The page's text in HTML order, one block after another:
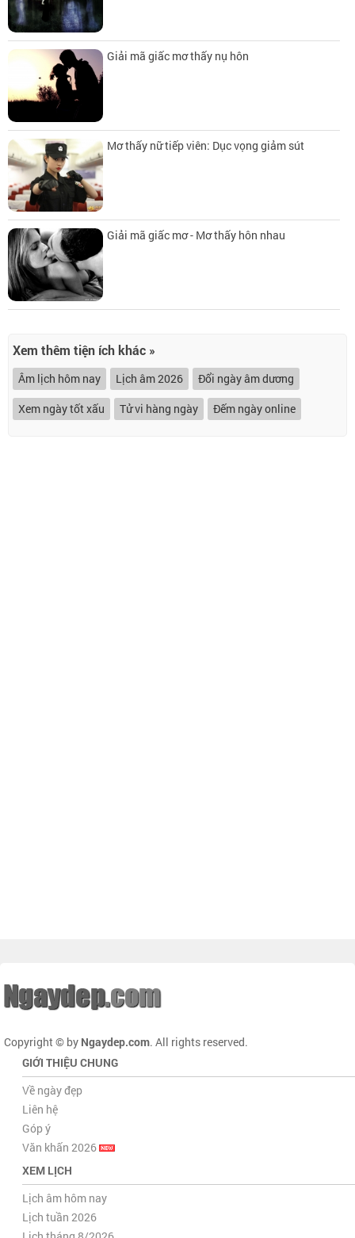
Giải mã giấc mơ thấy nụ hôn
Mơ thấy nữ tiếp viên: Dục vọng giảm sút
Giải mã giấc mơ - Mơ thấy hôn nhau
Xem thêm tiện ích khác »
Âm lịch hôm nay Lịch âm 2026
Đổi ngày âm dương
Xem ngày tốt xấu
Tử vi hàng ngày Đếm ngày online
Copyright © by Ngaydep.com. All rights reserved.
GIỚI THIỆU CHUNG
Về ngày đẹp
Liên hệ
Góp ý
Văn khấn 2026
XEM LỊCH
Lịch âm hôm nay
Lịch tuần 2026